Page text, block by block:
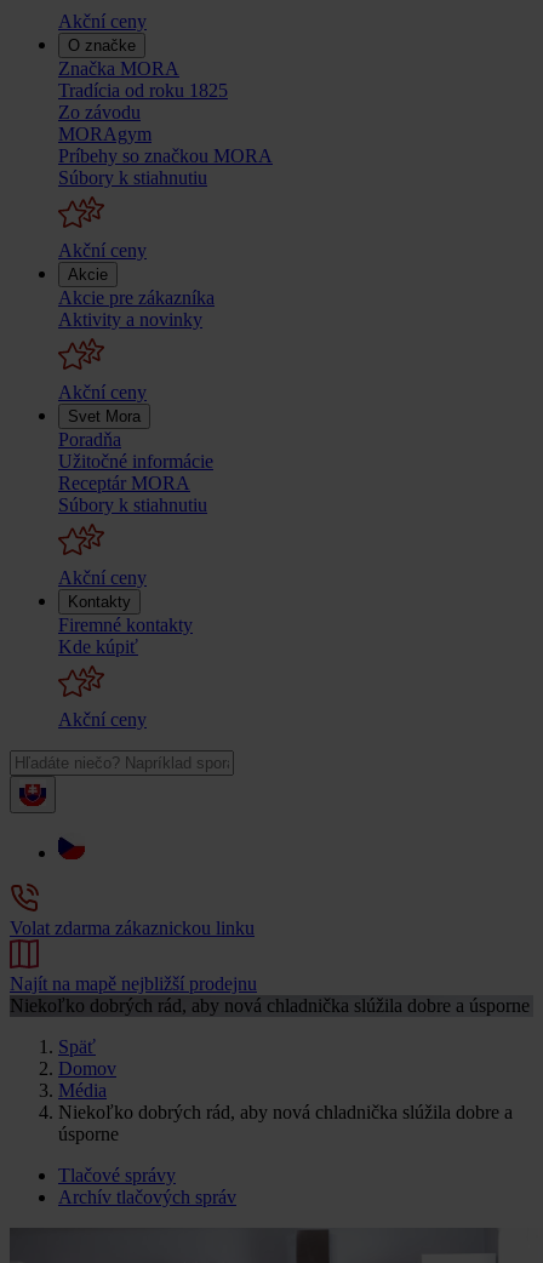
Akční ceny
O značke
Značka MORA
Tradícia od roku 1825
Zo závodu
MORAgym
Príbehy so značkou MORA
Súbory k stiahnutiu
Akční ceny
Akcie
Akcie pre zákazníka
Aktivity a novinky
Akční ceny
Svet Mora
Poradňa
Užitočné informácie
Receptár MORA
Súbory k stiahnutiu
Akční ceny
Kontakty
Firemné kontakty
Kde kúpiť
Akční ceny
Volat zdarma zákaznickou linku
Najít na mapě nejbližší prodejnu
Niekoľko dobrých rád, aby nová chladnička slúžila dobre a úsporne
Späť
Domov
Média
Niekoľko dobrých rád, aby nová chladnička slúžila dobre a
úsporne
Tlačové správy
Archív tlačových správ